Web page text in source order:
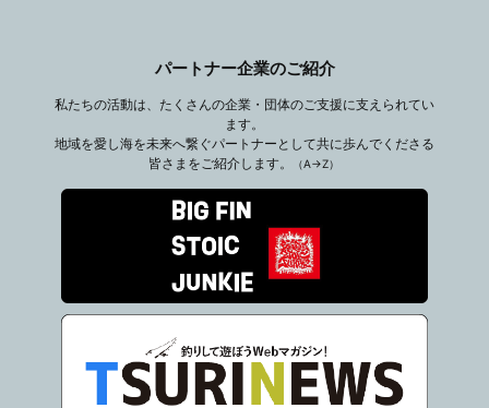
パートナー企業のご紹介
私たちの活動は、たくさんの企業・団体のご支援に支えられてい
ます。
地域を愛し海を未来へ繋ぐパートナーとして共に歩んでくださる
皆さまをご紹介します。
（A→Z）